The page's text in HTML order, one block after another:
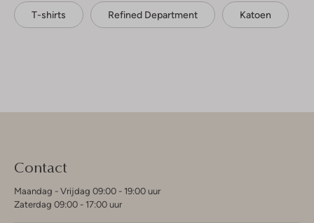
T-shirts Refined Department Katoen
Contact
Maandag - Vrijdag 09:00 - 19:00 uur
Zaterdag 09:00 - 17:00 uur